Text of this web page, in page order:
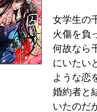
女学生の
火傷を負
何故なら
にいたい
ような恋
婚約者と
いたのだ